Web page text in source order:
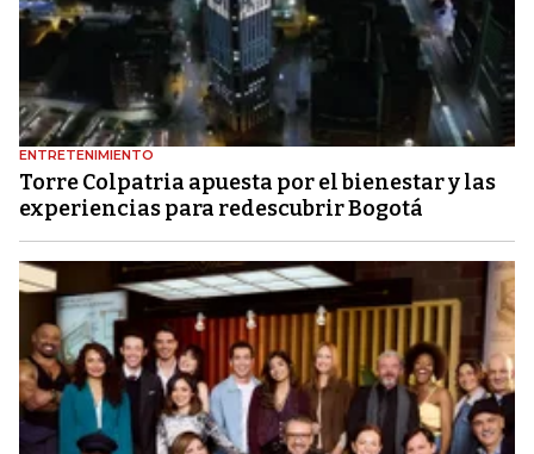
ENTRETENIMIENTO
Torre Colpatria apuesta por el bienestar y las
experiencias para redescubrir Bogotá